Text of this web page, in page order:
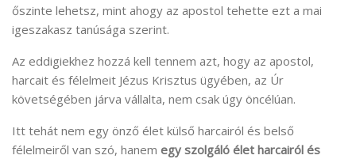
őszinte lehetsz, mint ahogy az apostol tehette ezt a mai
igeszakasz tanúsága szerint.
Az eddigiekhez hozzá kell tennem azt, hogy az apostol,
harcait és félelmeit Jézus Krisztus ügyében, az Úr
követségében járva vállalta, nem csak úgy öncélúan.
Itt tehát nem egy önző élet külső harcairól és belső
félelmeiről van szó, hanem egy szolgáló élet harcairól és